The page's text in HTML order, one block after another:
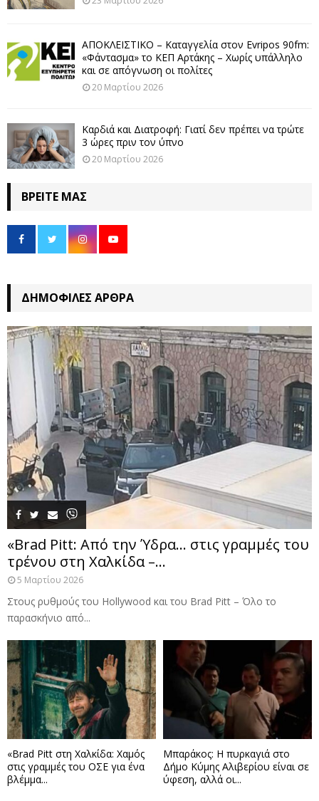
ΑΠΟΚΛΕΙΣΤΙΚΟ – Καταγγελία στον Evripos 90fm:
«Φάντασμα» το ΚΕΠ Αρτάκης – Χωρίς υπάλληλο
και σε απόγνωση οι πολίτες
20 Μαρτίου 2026
Καρδιά και Διατροφή: Γιατί δεν πρέπει να τρώτε
3 ώρες πριν τον ύπνο
20 Μαρτίου 2026
ΒΡΕΊΤΕ ΜΑΣ
ΔΗΜΟΦΙΛΈΣ ΆΡΘΡΑ
«Brad Pitt: Από την Ύδρα… στις γραμμές του
τρένου στη Χαλκίδα –...
5 Μαρτίου 2026
Στους ρυθμούς του Hollywood και του Brad Pitt – Όλο το
παρασκήνιο από...
«Brad Pitt στη Χαλκίδα: Χαμός
στις γραμμές του ΟΣΕ για ένα
βλέμμα...
Μπαράκος: Η πυρκαγιά στο
Δήμο Κύμης Αλιβερίου είναι σε
ύφεση, αλλά οι...